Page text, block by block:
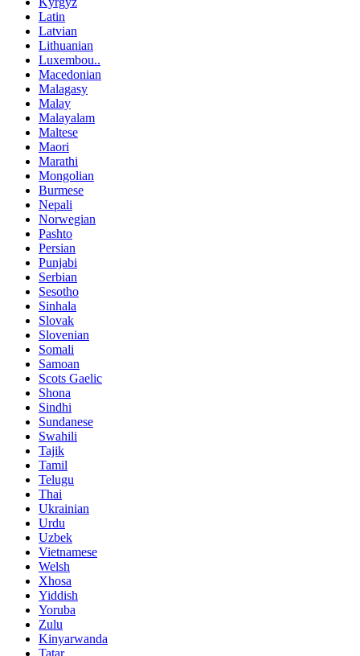
Latin
Latvian
Lithuanian
Luxembou..
Macedonian
Malagasy
Malay
Malayalam
Maltese
Maori
Marathi
Mongolian
Burmese
Nepali
Norwegian
Pashto
Persian
Punjabi
Serbian
Sesotho
Sinhala
Slovak
Slovenian
Somali
Samoan
Scots Gaelic
Shona
Sindhi
Sundanese
Swahili
Tajik
Tamil
Telugu
Thai
Ukrainian
Urdu
Uzbek
Vietnamese
Welsh
Xhosa
Yiddish
Yoruba
Zulu
Kinyarwanda
Tatar